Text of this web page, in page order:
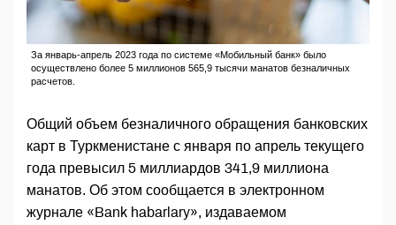
За январь-апрель 2023 года по системе «Мобильный банк» было
осуществлено более 5 миллионов 565,9 тысячи манатов безналичных
расчетов.
Общий объем безналичного обращения банковских
карт в Туркменистане с января по апрель текущего
года превысил 5 миллиардов 341,9 миллиона
манатов. Об этом сообщается в электронном
журнале «Bank habarlary», издаваемом